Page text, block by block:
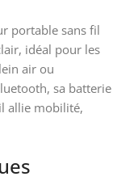
portable sans fil
idéal pour les
air ou
sa batterie
allie mobilité,